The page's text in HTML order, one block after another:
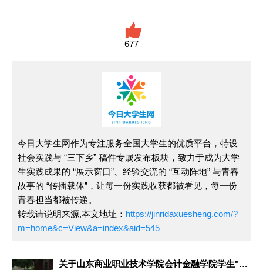
677
今日大学生网作为专注服务全国大学生的优质平台，特设
社会实践与 “三下乡” 稿件专属发布板块，致力于成为大学
生实践成果的 “展示窗口”、经验交流的 “互动阵地” 与青春
故事的 “传播载体”，让每一份实践收获都被看见，每一份
青春担当都被传递。
转载请说明来源,本文地址： https://jinridaxuesheng.com/?
m=home&c=View&a=index&aid=545
关于山东商业职业技术学院会计金融学院学生"小微企业